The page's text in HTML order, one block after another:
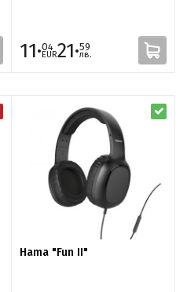
11·04
EUR21·59
лв.
Hama "Fun II"